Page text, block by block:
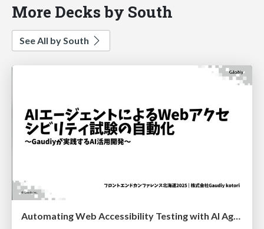
More Decks by South
See All by South
Automating Web Accessibility Testing with AI Agents